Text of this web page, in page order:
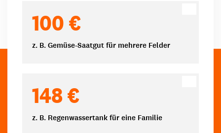
100 €
z. B. Gemüse-Saatgut für mehrere Felder
148 €
z. B. Regenwassertank für eine Familie